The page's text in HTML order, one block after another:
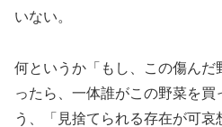
いない。
何というか「もし、この傷ん
ったら、一体誰がこの野菜を
う、「見捨てられる存在が可